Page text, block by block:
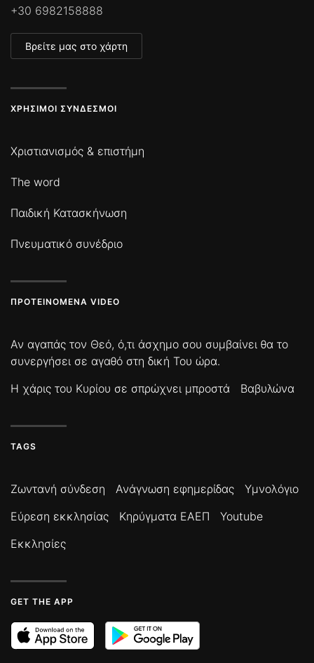
+30 6982158888
Βρείτε μας στο χάρτη
ΧΡΉΣΙΜΟΙ ΣΎΝΔΕΣΜΟΙ
Χριστιανισμός & επιστήμη
The word
Παιδική Κατασκήνωση
Πνευματικό συνέδριο
ΠΡΟΤΕΙΝΌΜΕΝΑ VIDEO
Αν αγαπάς τον Θεό, ό,τι άσχημο σου συμβαίνει θα το
συνεργήσει σε αγαθό στη δική Του ώρα.
Η χάρις του Κυρίου σε σπρώχνει μπροστά
Βαβυλώνα
TAGS
Ζωντανή σύνδεση Ανάγνωση εφημερίδας
Υμνολόγιο
Εύρεση εκκλησίας
Κηρύγματα ΕΑΕΠ
Youtube
Εκκλησίες
GET THE APP